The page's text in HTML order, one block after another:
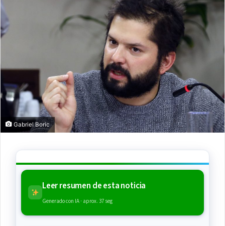
Gabriel Boric
Leer resumen de esta noticia
Generado con IA · aprox. 37 seg